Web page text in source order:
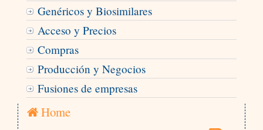
Genéricos y Biosimilares
Acceso y Precios
Compras
Producción y Negocios
Fusiones de empresas
Home